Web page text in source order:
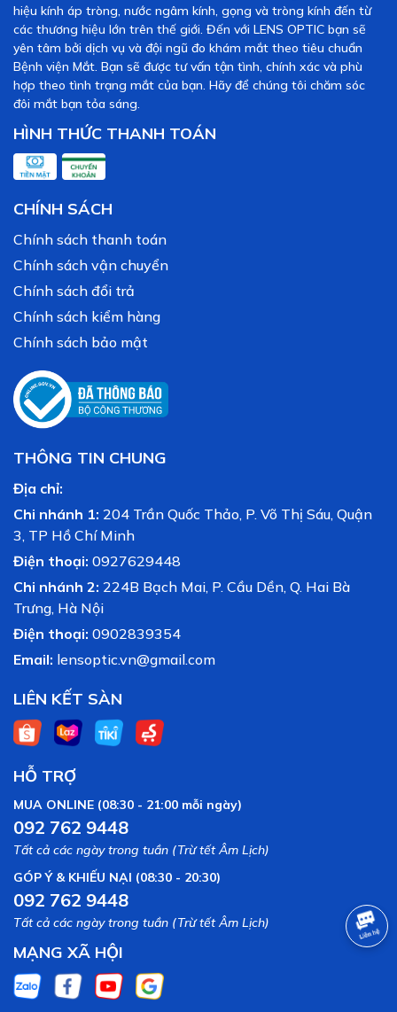
hiệu kính áp tròng, nước ngâm kính, gọng và tròng kính đến từ
các thương hiệu lớn trên thế giới. Đến với LENS OPTIC bạn sẽ
yên tâm bởi dịch vụ và đội ngũ đo khám mắt theo tiêu chuẩn
Bệnh viện Mắt. Bạn sẽ được tư vấn tận tình, chính xác và phù
hợp theo tình trạng mắt của bạn. Hãy để chúng tôi chăm sóc
đôi mắt bạn tỏa sáng.
HÌNH THỨC THANH TOÁN
CHÍNH SÁCH
Chính sách thanh toán
Chính sách vận chuyển
Chính sách đổi trả
Chính sách kiểm hàng
Chính sách bảo mật
THÔNG TIN CHUNG
Địa chỉ:
Chi nhánh 1: 204 Trần Quốc Thảo, P. Võ Thị Sáu, Quận
3, TP Hồ Chí Minh
Điện thoại: 0927629448
Chi nhánh 2: 224B Bạch Mai, P. Cầu Dền, Q. Hai Bà
Trưng, Hà Nội
Điện thoại: 0902839354
Email: lensoptic.vn@gmail.com
LIÊN KẾT SÀN
HỖ TRỢ
MUA ONLINE (08:30 - 21:00 mỗi ngày)
092 762 9448
Tất cả các ngày trong tuần (Trừ tết Âm Lịch)
GÓP Ý & KHIẾU NẠI (08:30 - 20:30)
092 762 9448
Tất cả các ngày trong tuần (Trừ tết Âm Lịch)
MẠNG XÃ HỘI